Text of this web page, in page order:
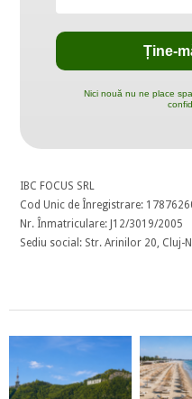
Nici nouă nu ne place
IBC FOCUS SRL
Cod Unic de Înregistrare:
Nr. Înmatriculare: J12/3019/2005
Sediu social: Str. Arinilor 20, Cluj-